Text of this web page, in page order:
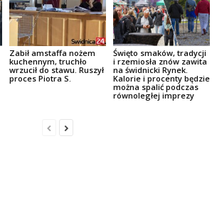
Zabił amstaffa nożem
kuchennym, truchło
wrzucił do stawu. Ruszył
proces Piotra S.
Święto smaków, tradycji
i rzemiosła znów zawita
na świdnicki Rynek.
Kalorie i procenty będzie
można spalić podczas
równoległej imprezy